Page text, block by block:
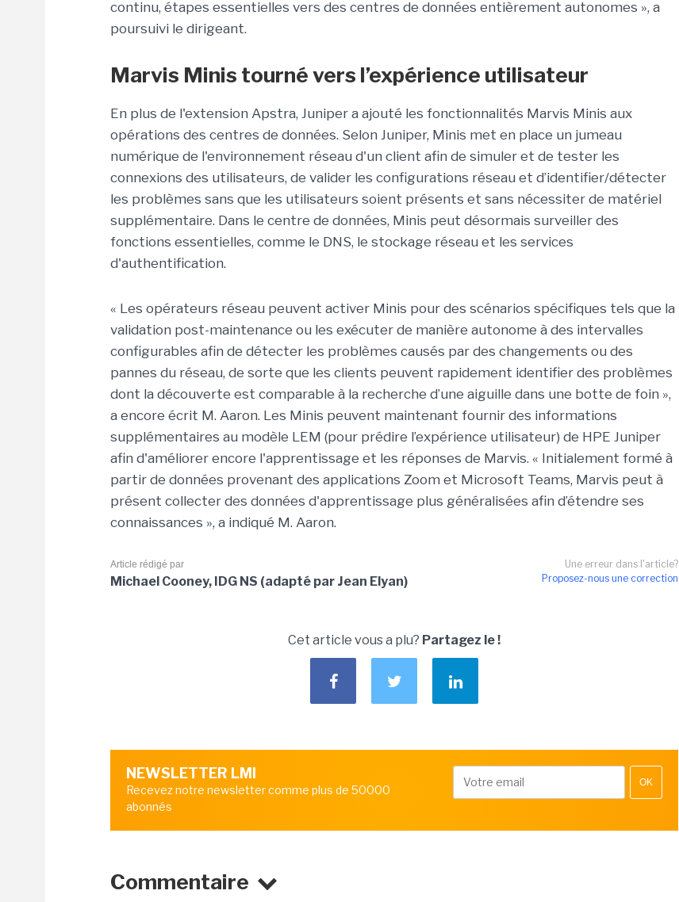
continu, étapes essentielles vers des centres de données entièrement autonomes », a
poursuivi le dirigeant.
Marvis Minis tourné vers l’expérience utilisateur
En plus de l'extension Apstra, Juniper a ajouté les fonctionnalités Marvis Minis aux
opérations des centres de données. Selon Juniper, Minis met en place un jumeau
numérique de l'environnement réseau d'un client afin de simuler et de tester les
connexions des utilisateurs, de valider les configurations réseau et d’identifier/détecter
les problèmes sans que les utilisateurs soient présents et sans nécessiter de matériel
supplémentaire. Dans le centre de données, Minis peut désormais surveiller des
fonctions essentielles, comme le DNS, le stockage réseau et les services
d'authentification.
« Les opérateurs réseau peuvent activer Minis pour des scénarios spécifiques tels que la
validation post-maintenance ou les exécuter de manière autonome à des intervalles
configurables afin de détecter les problèmes causés par des changements ou des
pannes du réseau, de sorte que les clients peuvent rapidement identifier des problèmes
dont la découverte est comparable à la recherche d’une aiguille dans une botte de foin »,
a encore écrit M. Aaron. Les Minis peuvent maintenant fournir des informations
supplémentaires au modèle LEM (pour prédire l’expérience utilisateur) de HPE Juniper
afin d'améliorer encore l'apprentissage et les réponses de Marvis. « Initialement formé à
partir de données provenant des applications Zoom et Microsoft Teams, Marvis peut à
présent collecter des données d'apprentissage plus généralisées afin d’étendre ses
connaissances », a indiqué M. Aaron.
Une erreur dans l'article?
Proposez-nous une correction
Article rédigé par
Michael Cooney, IDG NS (adapté par Jean Elyan)
Cet article vous a plu? Partagez le !
NEWSLETTER LMI
Recevez notre newsletter comme plus de 50000
abonnés
OK
Commentaire